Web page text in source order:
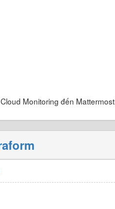
Monitoring đến Mattermost